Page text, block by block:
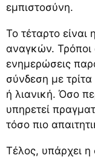
εμπιστοσύνη.
Το τέταρτο
αναγκών.
ενημερώσεις
σύνδεση με
ή λιανική. Όσο
υπηρετεί
τόσο πιο
Τέλος, υπάρχει η